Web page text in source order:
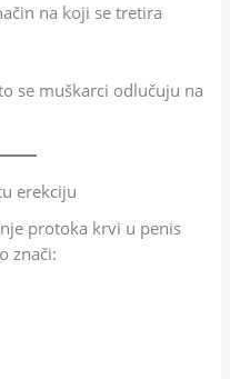
na koji se tretira
se muškarci odlučuju na
erekciju
protoka krvi u penis
znači: